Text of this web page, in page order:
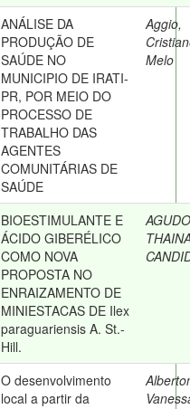
ANÁLISE DA
PRODUÇÃO DE
SAÚDE NO
MUNICIPIO DE IRATI-
PR, POR MEIO DO
PROCESSO DE
TRABALHO DAS
AGENTES
COMUNITÁRIAS DE
SAÚDE
Aggio,
Melo
BIOESTIMULANTE E
ÁCIDO GIBERÉLICO
COMO NOVA
PROPOSTA NO
ENRAIZAMENTO DE
MINIESTACAS DE Ilex
paraguariensis A. St.-
Hill.
O desenvolvimento
local a partir da